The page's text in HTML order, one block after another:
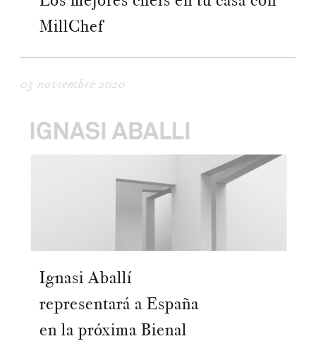
MillChef
03 noviembre 2020
Ignasi Aballí
representará a España
en la próxima Bienal